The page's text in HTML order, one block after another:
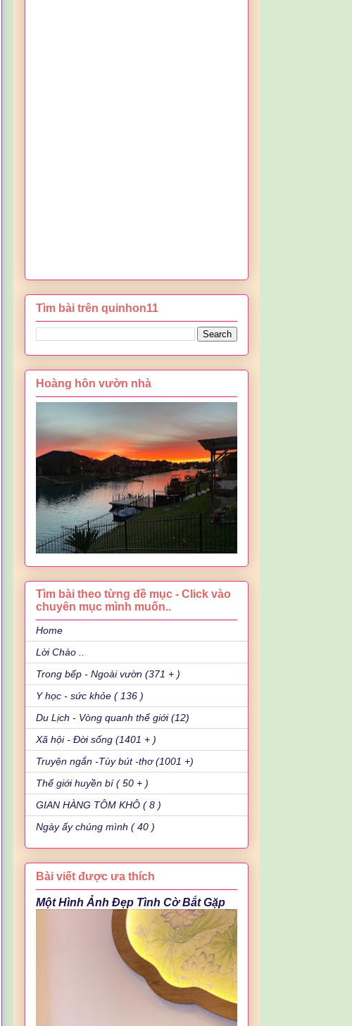
Tìm bài trên quinhon11
Hoàng hôn vườn nhà
Tìm bài theo từng đề mục - Click vào
chuyên mục mình muốn..
Home
Lời Chào ..
Trong bếp - Ngoài vườn (371 + )
Y học - sức khỏe ( 136 )
Du Lịch - Vòng quanh thế giới (12)
Xã hội - Đời sống (1401 + )
Truyện ngắn -Tùy bút -thơ (1001 +)
Thế giới huyền bí ( 50 + )
GIAN HÀNG TÔM KHÔ ( 8 )
Ngày ấy chúng mình ( 40 )
Bài viết được ưa thích
Một Hình Ảnh Đẹp Tình Cờ Bắt Gặp